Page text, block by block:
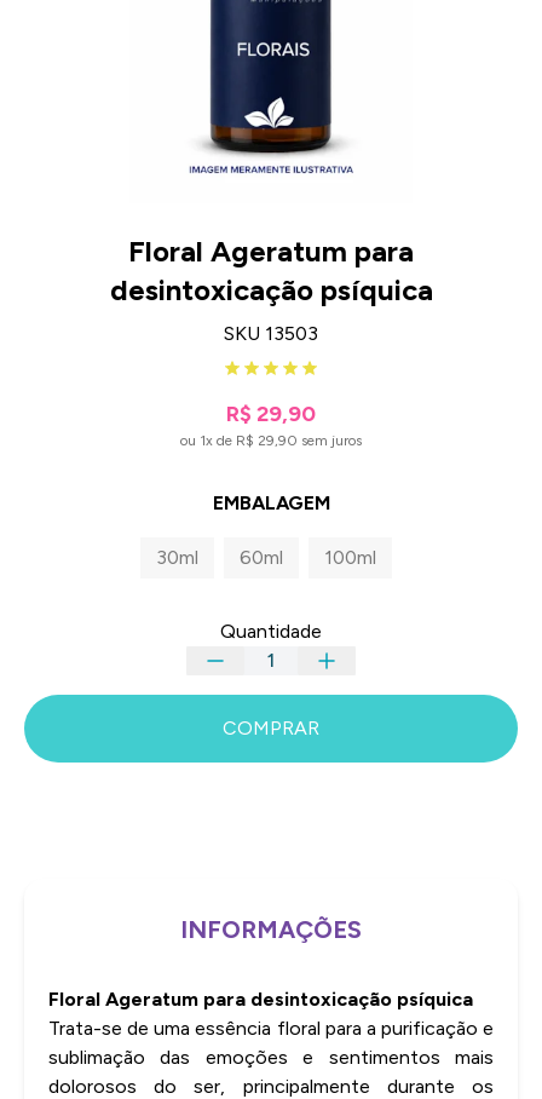
Floral Ageratum para
desintoxicação psíquica
SKU 13503
R$ 29,90
ou 1x de R$ 29,90 sem juros
EMBALAGEM
30ml 60ml 100ml
Quantidade
COMPRAR
INFORMAÇÕES
Floral Ageratum para desintoxicação psíquica
Trata-se de uma essência floral para a purificação e
sublimação das emoções e sentimentos mais
dolorosos do ser, principalmente durante os